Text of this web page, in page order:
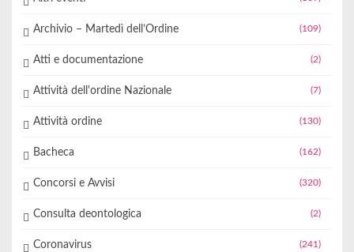
Archivio – Martedì dell’Ordine (109)
Atti e documentazione (2)
Attività dell'ordine Nazionale (7)
Attività ordine (130)
Bacheca (162)
Concorsi e Avvisi (320)
Consulta deontologica (2)
Coronavirus (241)